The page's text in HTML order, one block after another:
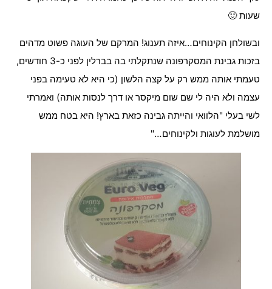
שעות 🙂
ובשולחן הקינוחים…איזה תענוג! המרקם של העוגה פשוט מדהים
בזכות גבינת המסקרפונה שנתקלתי בה בברלין לפני כ-3 חודשים,
טעמתי אותה ממש רק על קצה הלשון (כי היא לא טעימה בפני
עצמה ולא היה לי שם שום מיקסר או דרך לנסות אותה) ואמרתי
לשי בעלי "הלוואי והייתה גבינה כזאת בארץ! היא בטח ממש
מושלמת לעוגות ולקינוחים…"